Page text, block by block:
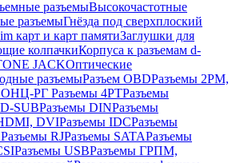
разъемыВысокочастотные
разъемыГнёзда под сверхплоский
карт и карт памятиЗаглушки для
колпачкиКорпуса к разъемам d-
JACKОптические
разъемыРазъем OBDРазъемы 2РМ,
ОНЦ-РГ Разъемы 4РТРазъемы
SUBРазъемы DINРазъемы
DVIРазъемы IDCРазъемы
Разъемы RJРазъемы SATAРазъемы
Разъемы USBРазъемы ГРПM,